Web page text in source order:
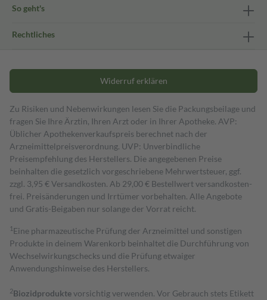
So geht's
Rechtliches
Widerruf erklären
Zu Risiken und Nebenwirkungen lesen Sie die Packungsbeilage und
fragen Sie Ihre Ärztin, Ihren Arzt oder in Ihrer Apotheke. AVP:
Üblicher Apothekenverkaufspreis berechnet nach der
Arzneimittelpreisverordnung. UVP: Unverbindliche
Preisempfehlung des Herstellers. Die angegebenen Preise
beinhalten die gesetzlich vorgeschriebene Mehrwertsteuer, ggf.
zzgl. 3,95 € Versandkosten. Ab 29,00 € Bestell­wert versand­kosten­
frei. Preisänderungen und Irrtümer vorbehalten. Alle Angebote
und Gratis-Beigaben nur solange der Vorrat reicht.
1 Eine pharmazeutische Prüfung der Arzneimittel und sonstigen
Produkte in deinem Warenkorb beinhaltet die Durchführung von
Wechselwirkungschecks und die Prüfung etwaiger
Anwendungshinweise des Herstellers.
2Biozidproduktevorsichtig verwenden. Vor Gebrauch stets Etikett